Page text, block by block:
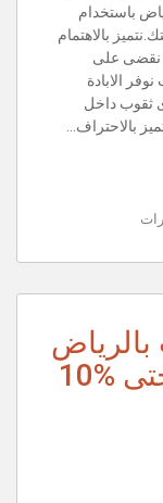
باستخدام
بالاهتمام
نقضى على
الابادة
ثقوب داخل
بالاحتراف…